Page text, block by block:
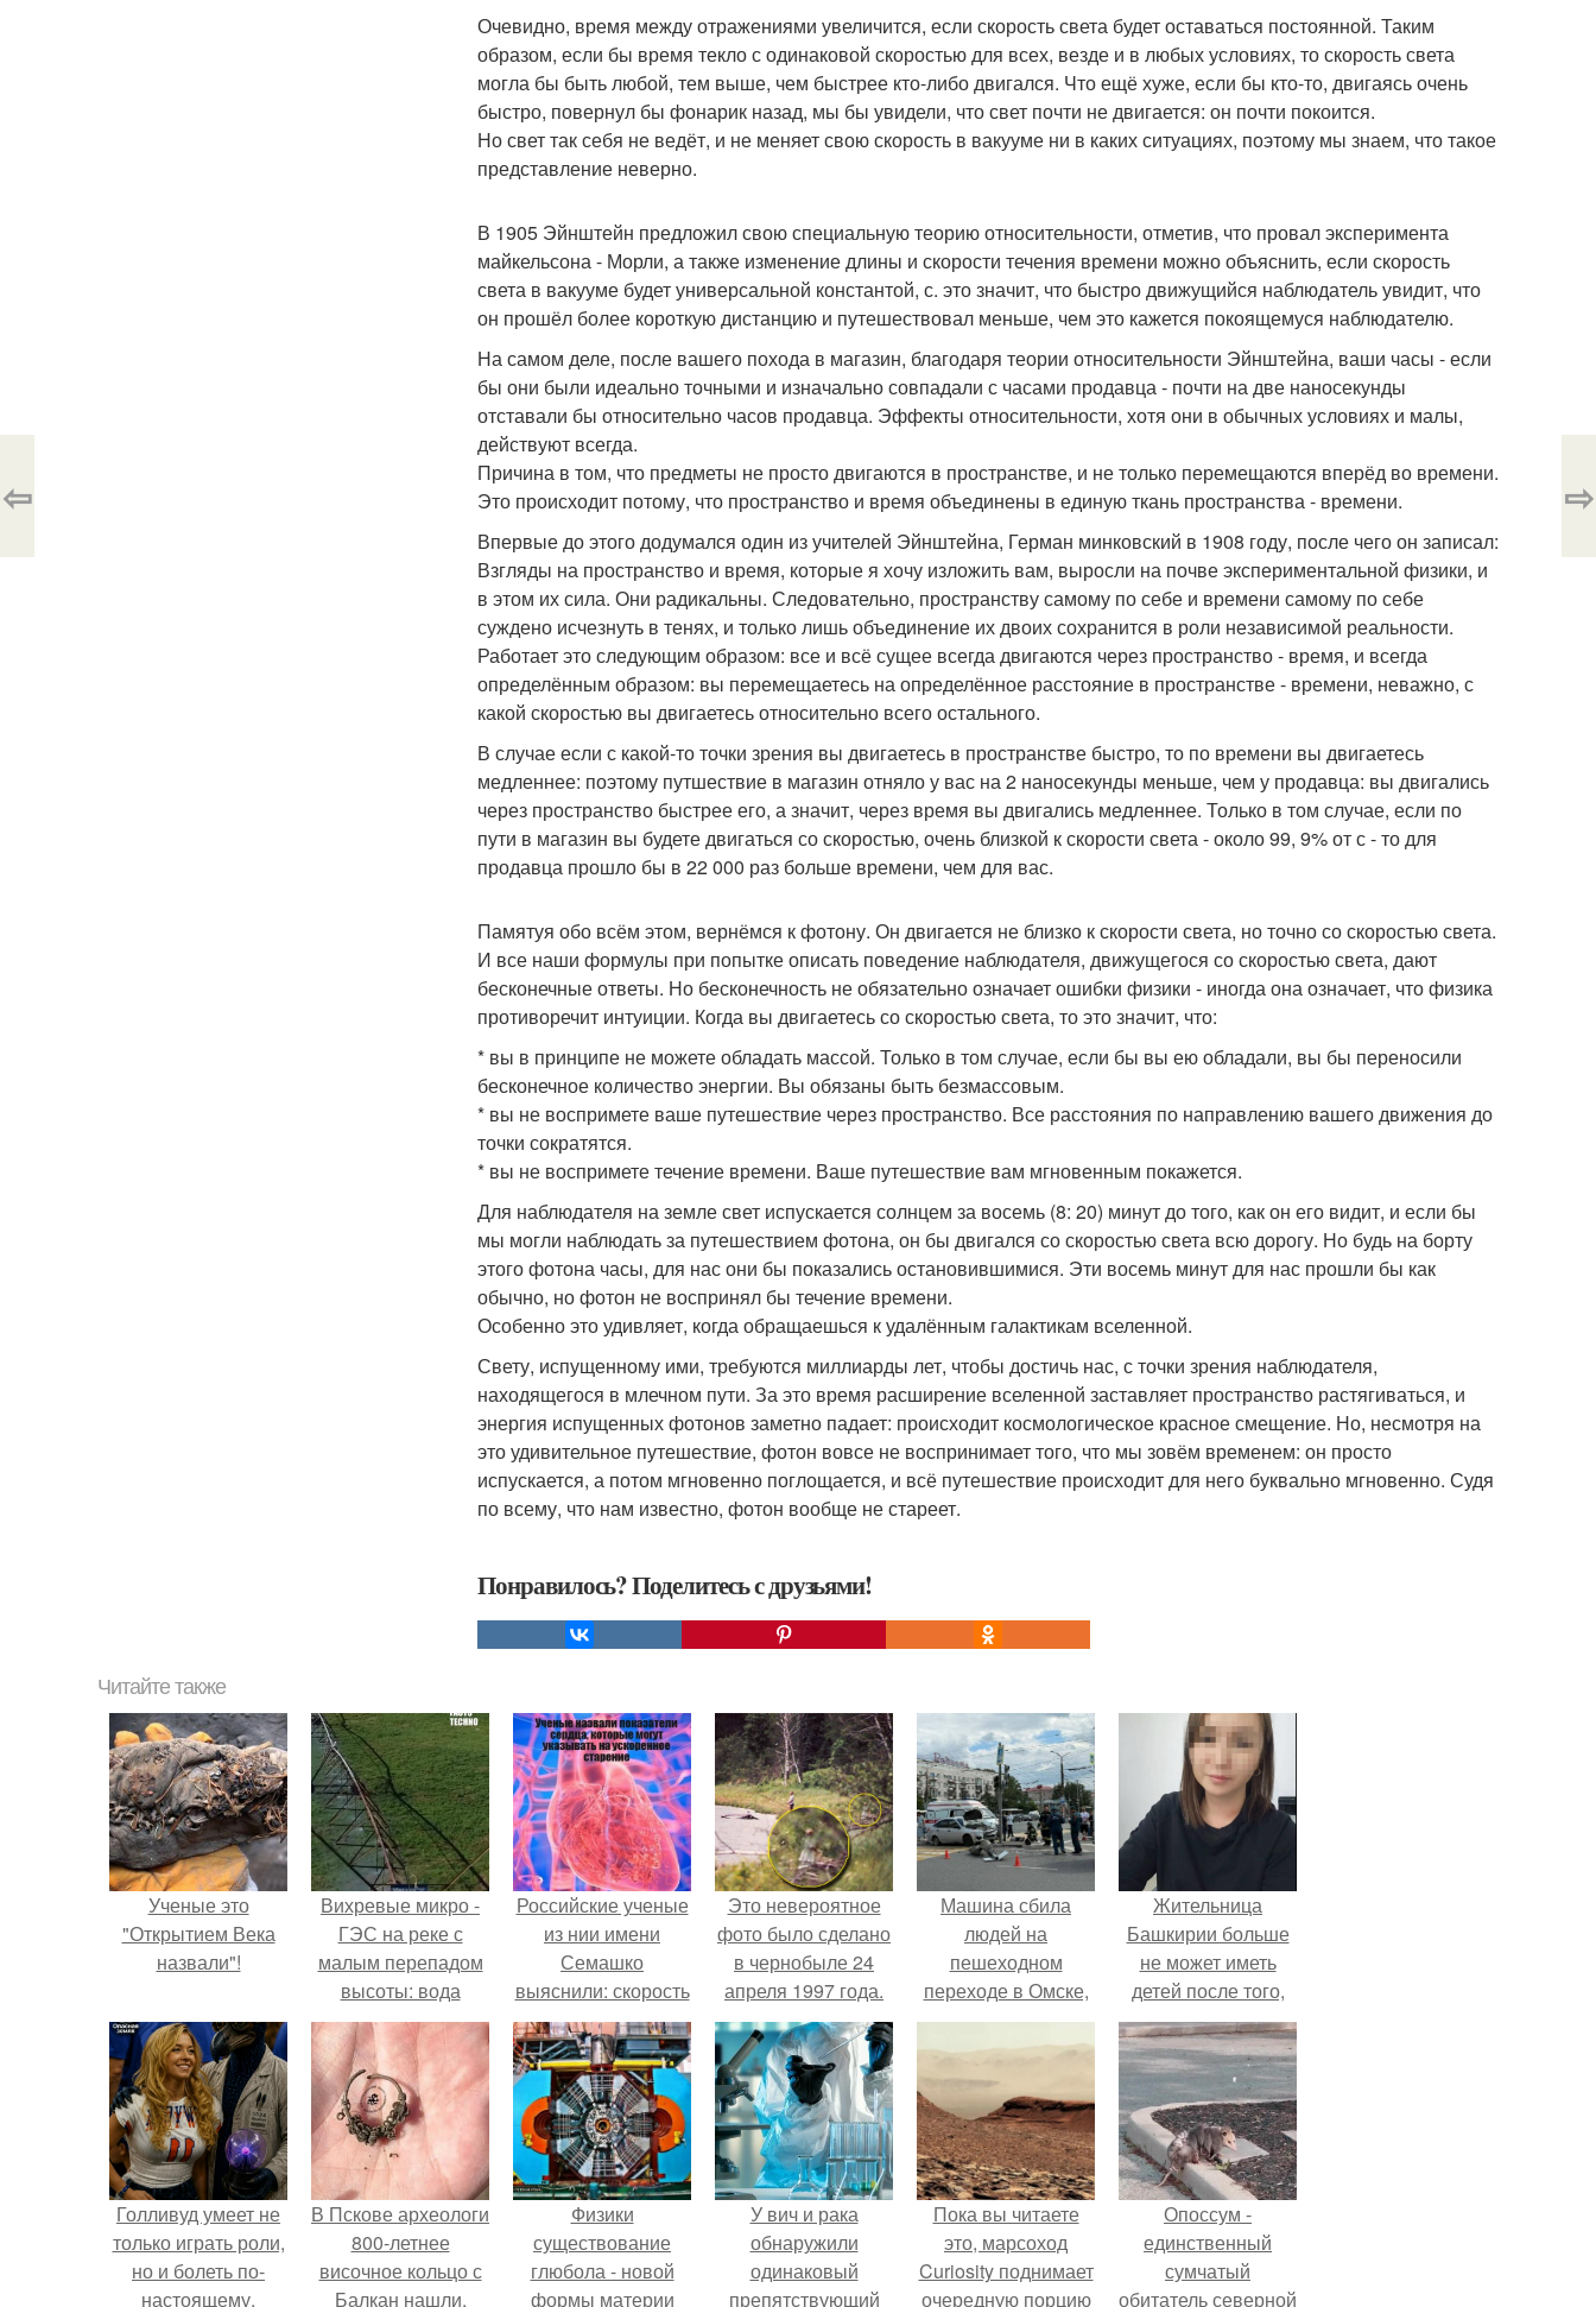
Очевидно, время между отражениями увеличится, если скорость света будет оставаться постоянной. Таким
образом, если бы время текло с одинаковой скоростью для всех, везде и в любых условиях, то скорость света
могла бы быть любой, тем выше, чем быстрее кто-либо двигался. Что ещё хуже, если бы кто-то, двигаясь очень
быстро, повернул бы фонарик назад, мы бы увидели, что свет почти не двигается: он почти покоится.
Но свет так себя не ведёт, и не меняет свою скорость в вакууме ни в каких ситуациях, поэтому мы знаем, что такое
представление неверно.
В 1905 Эйнштейн предложил свою специальную теорию относительности, отметив, что провал эксперимента
майкельсона - Морли, а также изменение длины и скорости течения времени можно объяснить, если скорость
света в вакууме будет универсальной константой, с. это значит, что быстро движущийся наблюдатель увидит, что
он прошёл более короткую дистанцию и путешествовал меньше, чем это кажется покоящемуся наблюдателю.
На самом деле, после вашего похода в магазин, благодаря теории относительности Эйнштейна, ваши часы - если
бы они были идеально точными и изначально совпадали с часами продавца - почти на две наносекунды
отставали бы относительно часов продавца. Эффекты относительности, хотя они в обычных условиях и малы,
действуют всегда.
Причина в том, что предметы не просто двигаются в пространстве, и не только перемещаются вперёд во времени.
Это происходит потому, что пространство и время объединены в единую ткань пространства - времени.
Впервые до этого додумался один из учителей Эйнштейна, Герман минковский в 1908 году, после чего он записал:
Взгляды на пространство и время, которые я хочу изложить вам, выросли на почве экспериментальной физики, и
в этом их сила. Они радикальны. Следовательно, пространству самому по себе и времени самому по себе
суждено исчезнуть в тенях, и только лишь объединение их двоих сохранится в роли независимой реальности.
Работает это следующим образом: все и всё сущее всегда двигаются через пространство - время, и всегда
определённым образом: вы перемещаетесь на определённое расстояние в пространстве - времени, неважно, с
какой скоростью вы двигаетесь относительно всего остального.
В случае если с какой-то точки зрения вы двигаетесь в пространстве быстро, то по времени вы двигаетесь
медленнее: поэтому путшествие в магазин отняло у вас на 2 наносекунды меньше, чем у продавца: вы двигались
через пространство быстрее его, а значит, через время вы двигались медленнее. Только в том случае, если по
пути в магазин вы будете двигаться со скоростью, очень близкой к скорости света - около 99, 9% от с - то для
продавца прошло бы в 22 000 раз больше времени, чем для вас.
Памятуя обо всём этом, вернёмся к фотону. Он двигается не близко к скорости света, но точно со скоростью света.
И все наши формулы при попытке описать поведение наблюдателя, движущегося со скоростью света, дают
бесконечные ответы. Но бесконечность не обязательно означает ошибки физики - иногда она означает, что физика
противоречит интуиции. Когда вы двигаетесь со скоростью света, то это значит, что:
* вы в принципе не можете обладать массой. Только в том случае, если бы вы ею обладали, вы бы переносили
бесконечное количество энергии. Вы обязаны быть безмассовым.
* вы не воспримете ваше путешествие через пространство. Все расстояния по направлению вашего движения до
точки сократятся.
* вы не воспримете течение времени. Ваше путешествие вам мгновенным покажется.
Для наблюдателя на земле свет испускается солнцем за восемь (8: 20) минут до того, как он его видит, и если бы
мы могли наблюдать за путешествием фотона, он бы двигался со скоростью света всю дорогу. Но будь на борту
этого фотона часы, для нас они бы показались остановившимися. Эти восемь минут для нас прошли бы как
обычно, но фотон не воспринял бы течение времени.
Особенно это удивляет, когда обращаешься к удалённым галактикам вселенной.
Свету, испущенному ими, требуются миллиарды лет, чтобы достичь нас, с точки зрения наблюдателя,
находящегося в млечном пути. За это время расширение вселенной заставляет пространство растягиваться, и
энергия испущенных фотонов заметно падает: происходит космологическое красное смещение. Но, несмотря на
это удивительное путешествие, фотон вовсе не воспринимает того, что мы зовём временем: он просто
испускается, а потом мгновенно поглощается, и всё путешествие происходит для него буквально мгновенно. Судя
по всему, что нам известно, фотон вообще не стареет.
Понравилось? Поделитесь с друзьями!
⇦ ⇨
Читайте также
Ученые это
"Открытием Века
назвали"!
Вихревые микро -
ГЭС на реке с
малым перепадом
высоты: вода
закручивается в
бетонной камере и
вращает
вертикальную
турбину.
Российские ученые
из нии имени
Семашко
выяснили: скорость
старения напрямую
зависит от
состояния сосудов
и работы сердца.
Это невероятное
фото было сделано
в чернобыле 24
апреля 1997 года.
Машина сбила
людей на
пешеходном
переходе в Омске,
пострадали 8
человек.
Жительница
Башкирии больше
не может иметь
детей после того,
как медики сделали
ей аборт на шестом
месяце
беременности и
оставили в матке
плаценту.
Голливуд умеет не
только играть роли,
но и болеть по-
настоящему.
В Пскове археологи
800-летнее
височное кольцо с
Балкан нашли.
Физики
существование
глюбола - новой
формы материи
У вич и рака
обнаружили
одинаковый
препятствующий
Пока вы читаете
это, марсоход
Curiosity поднимает
очередную порцию
Опоссум -
единственный
сумчатый
обитатель северной